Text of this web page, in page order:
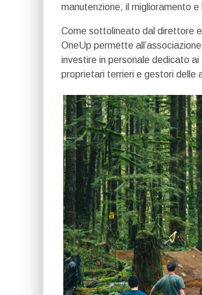
manutenzione, il miglioramento
Come sottolineato dal direttore
OneUp permette
investire in personale dedicato
proprietari terrieri e gestori delle